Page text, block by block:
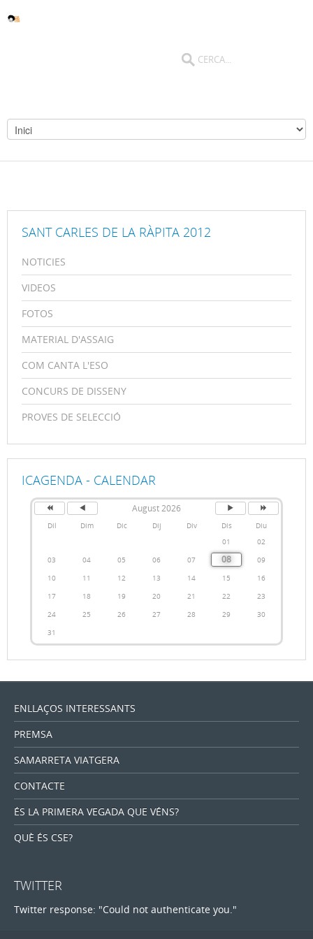
SANT CARLES DE LA RÀPITA 2012
NOTICIES
VIDEOS
FOTOS
MATERIAL D'ASSAIG
COM CANTA L'ESO
CONCURS DE DISSENY
PROVES DE SELECCIÓ
ICAGENDA - CALENDAR
August 2026
Dil Dim Dic Dij Div Dis
Diu
01
02
03
04 05 06 07 08
09
10
11 12 13 14 15
16
17
18 19 20 21 22
23
24
25 26 27 28 29
30
31
ENLLAÇOS INTERESSANTS
PREMSA
SAMARRETA VIATGERA
CONTACTE
ÉS LA PRIMERA VEGADA QUE VÉNS?
QUÈ ÉS CSE?
TWITTER
Twitter response: "Could not authenticate you."